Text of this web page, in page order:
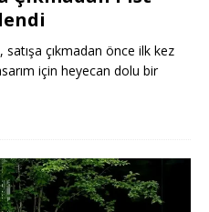
çıkmadan önce ilk kez
için heyecan dolu bir